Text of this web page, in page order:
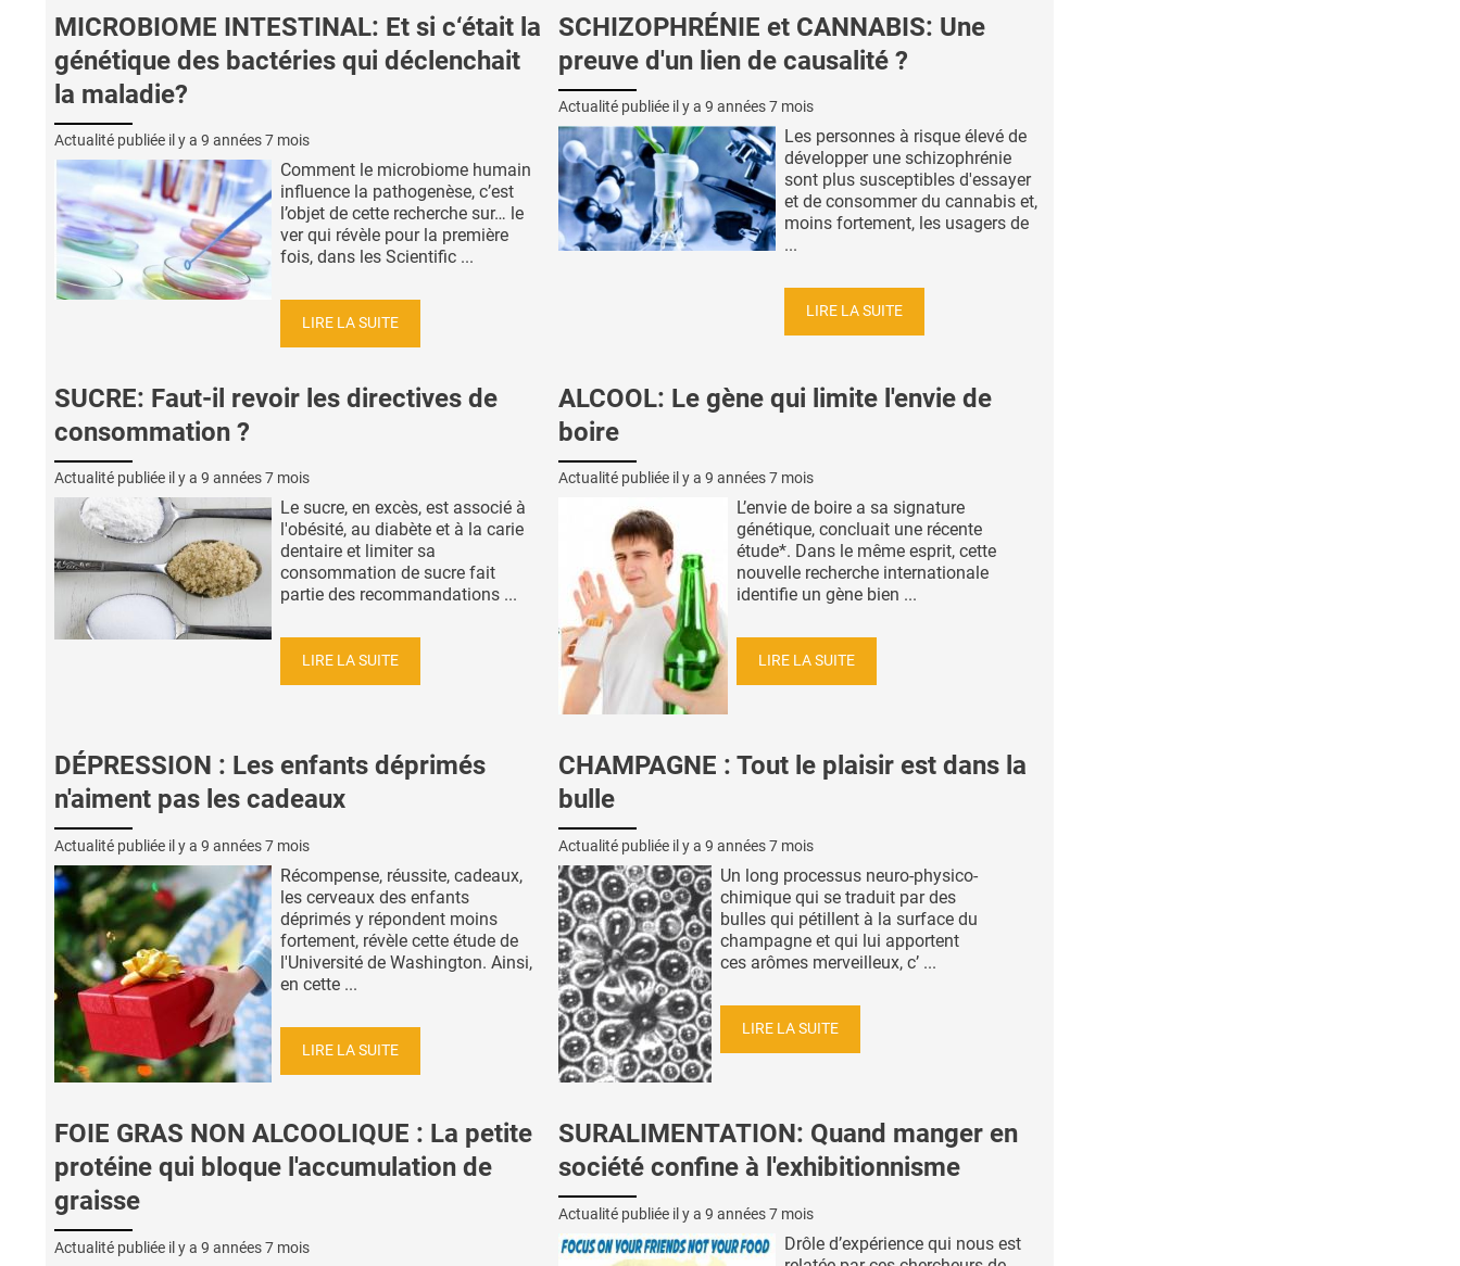
MICROBIOME INTESTINAL: Et si c‘était la
génétique des bactéries qui déclenchait
la maladie?
Actualité publiée il y a 9 années 7 mois
Comment le microbiome humain
influence la pathogenèse, c’est
l’objet de cette recherche sur… le
ver qui révèle pour la première
fois, dans les Scientific ...
LIRE LA SUITE
SCHIZOPHRÉNIE et CANNABIS: Une
preuve d'un lien de causalité ?
Actualité publiée il y a 9 années 7 mois
Les personnes à risque élevé de
développer une schizophrénie
sont plus susceptibles d'essayer
et de consommer du cannabis et,
moins fortement, les usagers de
...
LIRE LA SUITE
SUCRE: Faut-il revoir les directives de
consommation ?
Actualité publiée il y a 9 années 7 mois
Le sucre, en excès, est associé à
l'obésité, au diabète et à la carie
dentaire et limiter sa
consommation de sucre fait
partie des recommandations ...
LIRE LA SUITE
ALCOOL: Le gène qui limite l'envie de
boire
Actualité publiée il y a 9 années 7 mois
L’envie de boire a sa signature
génétique, concluait une récente
étude*. Dans le même esprit, cette
nouvelle recherche internationale
identifie un gène bien ...
LIRE LA SUITE
DÉPRESSION : Les enfants déprimés
n'aiment pas les cadeaux
Actualité publiée il y a 9 années 7 mois
Récompense, réussite, cadeaux,
les cerveaux des enfants
déprimés y répondent moins
fortement, révèle cette étude de
l'Université de Washington. Ainsi,
en cette ...
LIRE LA SUITE
CHAMPAGNE : Tout le plaisir est dans la
bulle
Actualité publiée il y a 9 années 7 mois
Un long processus neuro-physico-
chimique qui se traduit par des
bulles qui pétillent à la surface du
champagne et qui lui apportent
ces arômes merveilleux, c’ ...
LIRE LA SUITE
FOIE GRAS NON ALCOOLIQUE : La petite
protéine qui bloque l'accumulation de
graisse
Actualité publiée il y a 9 années 7 mois
SURALIMENTATION: Quand manger en
société confine à l'exhibitionnisme
Actualité publiée il y a 9 années 7 mois
Drôle d’expérience qui nous est